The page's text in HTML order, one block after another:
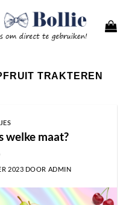
TRAKTEREN
maat?
2023 DOOR ADMIN